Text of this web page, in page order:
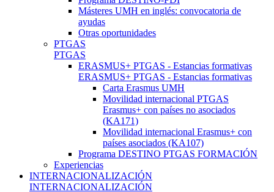
Másteres UMH en inglés: convocatoria de
ayudas
Otras oportunidades
PTGAS
PTGAS
ERASMUS+ PTGAS - Estancias formativas
ERASMUS+ PTGAS - Estancias formativas
Carta Erasmus UMH
Movilidad internacional PTGAS
Erasmus+ con países no asociados
(KA171)
Movilidad internacional Erasmus+ con
países asociados (KA107)
Programa DESTINO PTGAS FORMACIÓN
Experiencias
INTERNACIONALIZACIÓN
INTERNACIONALIZACIÓN